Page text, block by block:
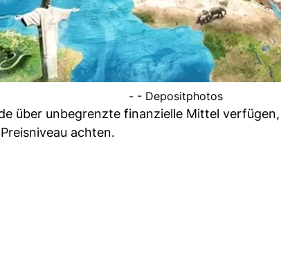
- - Depositphotos
über unbegrenzte finanzielle Mittel
achten.